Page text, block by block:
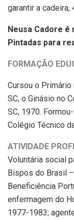
garantir a cadeira,
Neusa Cadore
Pintadas para
FORMAÇÃO
Cursou o
SC, o Ginásio no
SC, 1970.
Colégio Técnico
ATIVIDADE
Voluntária social
Bispos do Brasil
Beneficiência
enfermagem do
1977-1983;